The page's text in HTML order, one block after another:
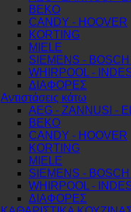
BEKO
CANDY - HOOVER
KORTING
MIELE
SIEMENS -
WHIRPOOL -
ΔΙΑΦΟΡΕΣ
Αντιστάσεις κάτω
AEG - ZANNUSI -
BEKO
CANDY - HOOVER
KORTING
MIELE
SIEMENS -
WHIRPOOL -
ΔΙΑΦΟΡΕΣ